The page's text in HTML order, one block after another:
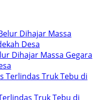
Dihajar Massa Gegara
Truk Tebu di